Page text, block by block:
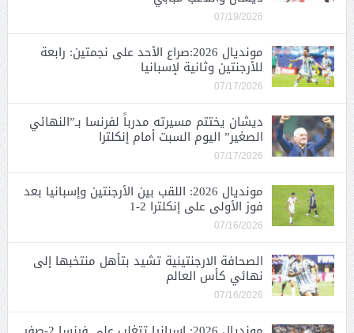
07/19/2026
مونديال 2026:صراع الأحد على نجمتين: رابعة
للأرجنتين وثانية لإسبانيا
07/17/2026
ديشان يختتم مسيرته مدرباً لفرنسا بـ”النهائي
الصغير” اليوم السبت أمام إنكلترا
07/17/2026
مونديال 2026: اللقب بين الأرجنتين وإسبانيا بعد
فوز الأولى على إنكلترا 2-1
07/16/2026
الصحافة الارجنتينية تشيد بتأهل منتخبها إلى
نهائي كأس العالم
07/16/2026